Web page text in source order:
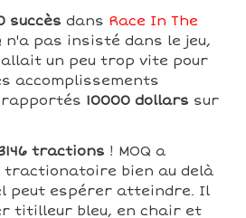
succès dans Race In The
n'a pas insisté dans le jeu,
un peu trop vite pour
accomplissements
rapportés 10000 dollars sur
tractions ! MOQ a
bien au delà
peut espérer atteindre. Il
titilleur bleu, en chair et